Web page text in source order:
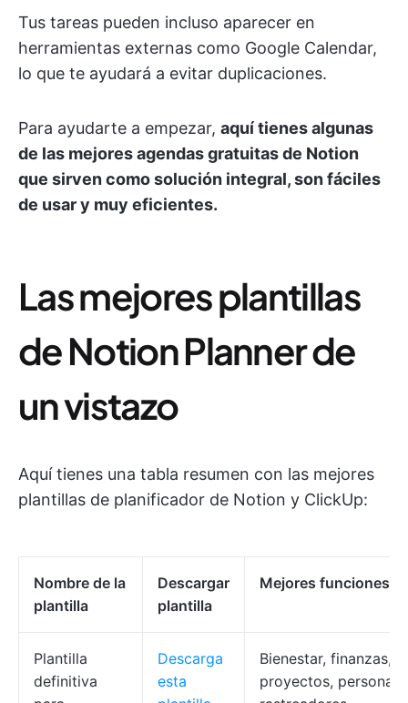
Tus tareas pueden incluso aparecer en
herramientas externas como Google Calendar,
lo que te ayudará a evitar duplicaciones.
Para ayudarte a empezar, aquí tienes algunas
de las mejores agendas gratuitas de Notion
que sirven como solución integral, son fáciles
de usar y muy eficientes.
Las mejores plantillas
de Notion Planner de
un vistazo
Aquí tienes una tabla resumen con las mejores
plantillas de planificador de Notion y ClickUp:
Nombre de la
plantilla
Descargar
plantilla
Mejores funciones
Plantilla
definitiva
Descarga
esta
Bienestar, finanzas,
proyectos,